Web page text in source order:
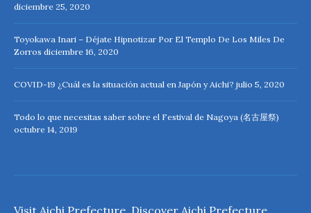
diciembre 25, 2020
Toyokawa Inari – Déjate Hipnotizar Por El Templo De Los Miles De
Zorros diciembre 16, 2020
COVID-19 ¿Cuál es la situación actual en Japón y Aichi? julio 5, 2020
Todo lo que necesitas saber sobre el Festival de Nagoya (名古屋祭)
octubre 14, 2019
Visit Aichi Prefecture. Discover Aichi Prefecture.